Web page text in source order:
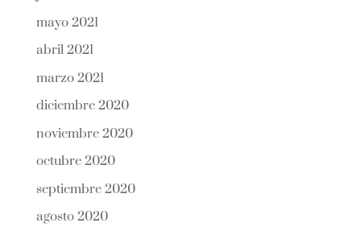
mayo 2021
abril 2021
marzo 2021
diciembre 2020
noviembre 2020
octubre 2020
septiembre 2020
agosto 2020